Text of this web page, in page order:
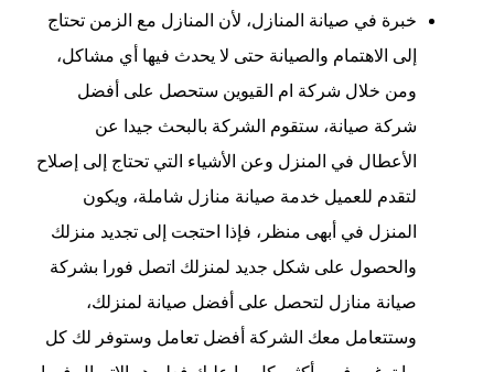
خبرة في صيانة المنازل، لأن المنازل مع الزمن تحتاج
إلى الاهتمام والصيانة حتى لا يحدث فيها أي مشاكل،
ومن خلال شركة ام القيوين ستحصل على أفضل
شركة صيانة، ستقوم الشركة بالبحث جيدا عن
الأعطال في المنزل وعن الأشياء التي تحتاج إلى إصلاح
لتقدم للعميل خدمة صيانة منازل شاملة، ويكون
المنزل في أبهى منظر، فإذا احتجت إلى تجديد منزلك
والحصول على شكل جديد لمنزلك اتصل فورا بشركة
صيانة منازل لتحصل على أفضل صيانة لمنزلك،
وستتعامل معك الشركة أفضل تعامل وستوفر لك كل